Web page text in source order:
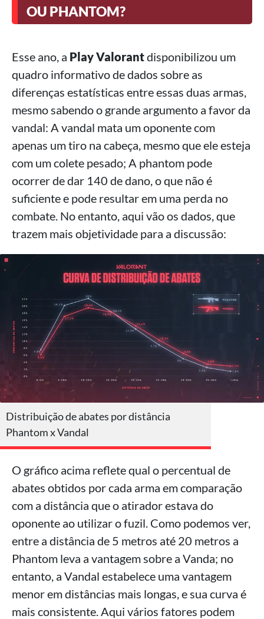
OU PHANTOM?
Esse ano, a Play Valorantdisponibilizou um
quadro informativo de dados sobre as
diferenças estatísticas entre essas duas armas,
mesmo sabendo o grande argumento a favor da
vandal: A vandal mata um oponente com
apenas um tiro na cabeça, mesmo que ele esteja
com um colete pesado; A phantom pode
ocorrer de dar 140 de dano, o que não é
suficiente e pode resultar em uma perda no
combate. No entanto, aqui vão os dados, que
trazem mais objetividade para a discussão:
Distribuição de abates por distância
Phantom x Vandal
O gráfico acima reflete qual o percentual de
abates obtidos por cada arma em comparação
com a distância que o atirador estava do
oponente ao utilizar o fuzil. Como podemos ver,
entre a distância de 5 metros até 20 metros a
Phantom leva a vantagem sobre a Vanda; no
entanto, a Vandal estabelece uma vantagem
menor em distâncias mais longas, e sua curva é
mais consistente. Aqui vários fatores podem